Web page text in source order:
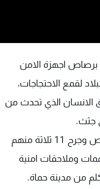
اجهزة الامن
لقمع الاحتجاجات،
الانسان الذي تحدث من
جثث.
وقال المرصد "قتل أربعة أشخاص وجرح 11 ثلاثة منهم
وملاحقات امنية